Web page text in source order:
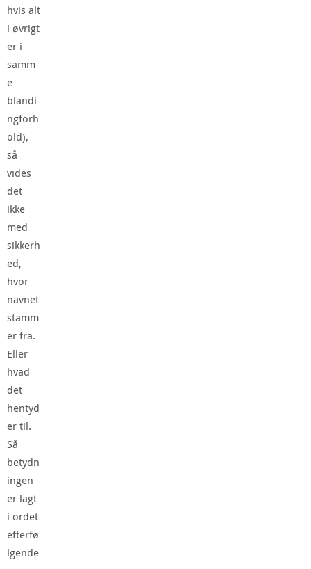
hvis alt
i øvrigt
er i
samm
e
blandi
ngforh
old),
så
vides
det
ikke
med
sikkerh
ed,
hvor
navnet
stamm
er fra.
Eller
hvad
det
hentyd
er til.
Så
betydn
ingen
er lagt
i ordet
efterfø
lgende